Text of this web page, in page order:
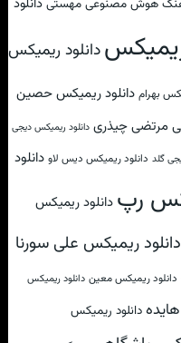
آهنگ هوش مصنوعی مهستیدانلود
دانلود ریمیکس
بهرام دانلود ریمیکس حصین
مرتضی چیذری دانلود ریمیکس دیجی
گلد دانلود ریمیکس دیس لاو دانلود
رپ دانلود ریمیکس
دانلود ریمیکس علی سورنا
دانلود ریمیکس معین دانلود ریمیکس
دانلود ریمیکس